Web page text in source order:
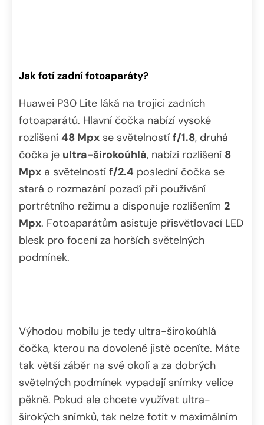
Jak fotí zadní fotoaparáty?
Huawei P30 Lite láká na trojici zadních
fotoaparátů. Hlavní čočka nabízí vysoké
rozlišení 48 Mpx se světelností f/1.8, druhá
čočka je ultra-širokoúhlá, nabízí rozlišení 8
Mpx a světelností f/2.4 poslední čočka se
stará o rozmazání pozadí při používání
portrétního režimu a disponuje rozlišením 2
Mpx. Fotoaparátům asistuje přisvětlovací LED
blesk pro focení za horších světelných
podmínek.
Výhodou mobilu je tedy ultra-širokoúhlá
čočka, kterou na dovolené jistě oceníte. Máte
tak větší záběr na své okolí a za dobrých
světelných podmínek vypadají snímky velice
pěkně. Pokud ale chcete využívat ultra-
širokých snímků, tak nelze fotit v maximálním